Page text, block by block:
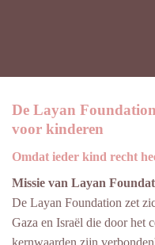
De Layan
voor kinderen
Omdat ieder kind recht
Missie van Layan
De Layan Foundation zet
Gaza en Israël die door het
kernwaarden zijn